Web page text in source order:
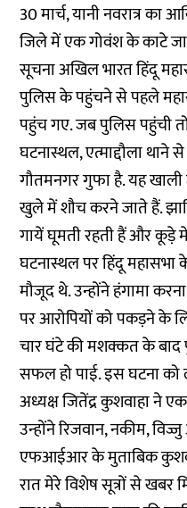
30 मार्च, यानी नवरात्र का
जिले में एक गोवंश के काटे
सूचना अखिल भारत हिंदू
पुलिस के पहुंचने से पहले
पहुंच गए. जब पुलिस पहुंची
घटनास्थल, एत्माद्दौला थाने
गौतमनगर गुफा है. यह
खुले में शौच करने जाते हैं.
गायें घूमती रहती हैं और कूड़े
घटनास्थल पर हिंदू महासभा
मौजूद थे. उन्होंने हंगामा
पर आरोपियों को पकड़ने के
चार घंटे की मशक्कत के बाद
सफल हो पाई. इस घटना
अध्यक्ष जितेंद्र कुशवाहा ने
उन्होंने रिजवान, नकीम,
एफआईआर के मुताबिक
रात मेरे विशेष सूत्रों से खबर